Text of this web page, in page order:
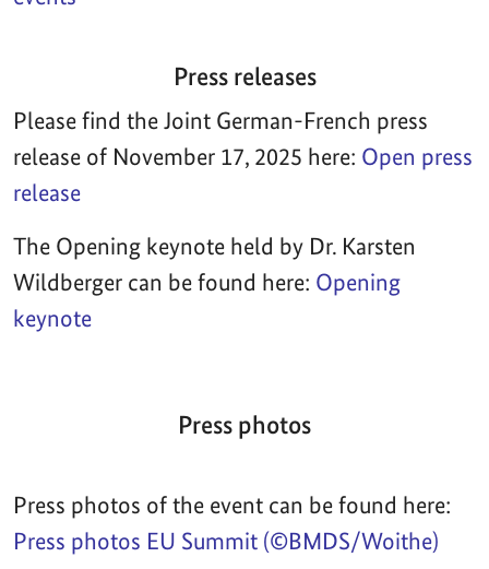
Press releases
Please find the Joint German-French press
release of November 17, 2025 here: Open press
release
The Opening keynote held by Dr. Karsten
Wildberger can be found here: Opening
keynote
Press photos
Press photos of the event can be found here:
Press photos EU Summit (©BMDS/Woithe)